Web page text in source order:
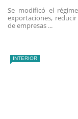
Se modificó el
exportaciones,
de empresas ...
INTERIOR